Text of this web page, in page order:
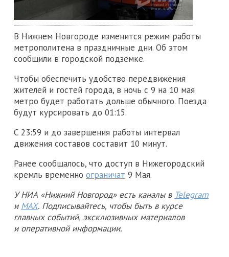
В Нижнем Новгороде изменится режим работы
метрополитена в праздничные дни. Об этом
сообщили в городской подземке.
Чтобы обеспечить удобство передвижения
жителей и гостей города, в ночь с 9 на 10 мая
метро будет работать дольше обычного. Поезда
будут курсировать до 01:15.
С 23:59 и до завершения работы интервал
движения составов составит 10 минут.
Ранее сообщалось, что доступ в Нижегородский
кремль временно ограничат 9 Мая.
У НИА «Нижний Новгород» есть каналы в Telegram
и MAX. Подписывайтесь, чтобы быть в курсе
главных событий, эксклюзивных материалов
и оперативной информации.